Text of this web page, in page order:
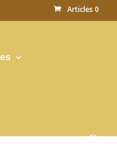
Articles 0